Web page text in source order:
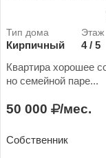
Кирпичный 4 / 5
Квартира хорошее
но семейной паре...
50 000 /мес.
Собственник